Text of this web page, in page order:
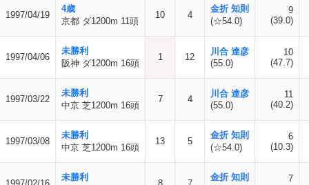
1997/04/19
4歳
京都 ダ1200m 11頭
10 4
金折 知則
(☆54.0)
9
(39.0)
1997/04/06
未勝利
阪神 ダ1200m 16頭
1 12
川合 達彦
(55.0)
10
(47.7)
1997/03/22
未勝利
中京 芝1200m 16頭
7 4
川合 達彦
(55.0)
11
(40.2)
1997/03/08
未勝利
中京 芝1200m 16頭
13 5
金折 知則
(☆54.0)
6
(10.3)
未勝利
金折 知則
7